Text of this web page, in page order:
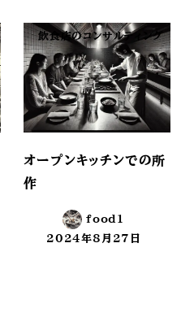
飲食店のコンサルティング
オープンキッチンでの所
作
food1
2024年8月27日